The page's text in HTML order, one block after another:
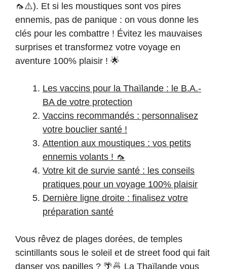
🦟⚠️). Et si les moustiques sont vos pires
ennemis, pas de panique : on vous donne les
clés pour les combattre ! Évitez les mauvaises
surprises et transformez votre voyage en
aventure 100% plaisir ! 🌟
Les vaccins pour la Thaïlande : le B.A.-
BA de votre protection
Vaccins recommandés : personnalisez
votre bouclier santé !
Attention aux moustiques : vos petits
ennemis volants ! 🦟
Votre kit de survie santé : les conseils
pratiques pour un voyage 100% plaisir
Dernière ligne droite : finalisez votre
préparation santé
Vous rêvez de plages dorées, de temples
scintillants sous le soleil et de street food qui fait
danser vos papilles ? 🌴🍜 La Thaïlande vous